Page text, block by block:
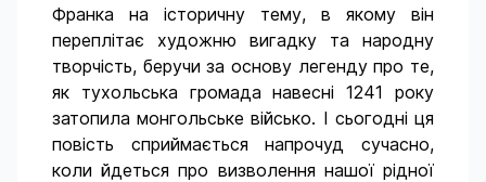
Франка на історичну тему, в якому він
переплітає художню вигадку та народну
творчість, беручи за основу легенду про те,
як тухольська громада навесні 1241 року
затопила монгольське військо. І сьогодні ця
повість сприймається напрочуд сучасно,
коли йдеться про визволення нашої рідної